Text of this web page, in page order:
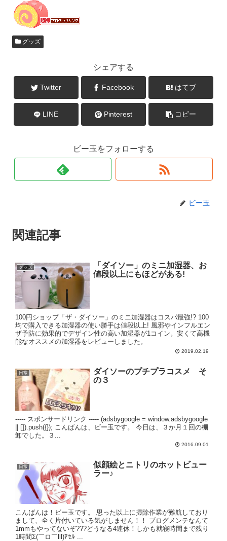
グッズ
シェアする
Twitter Facebook はてブ
LINE Pinterest コピー
ビー玉をフォローする
ビー玉
関連記事
グッズ
「ダイソー」のミニ加湿器、お
値段以上にもほどがある!
100円ショップ「ザ・ダイソー」のミニ加湿器はコスパ最強!? 100
均で購入できる加湿器の使い勝手は値段以上! 風邪やインフルエン
ザ予防に効果的でデザイン性の高い加湿器が1コイン。安くて高機
能なオススメの加湿器をレビューしました。
2019.02.19
日常
ダイソーのプチプラコスメ そ
の３
----- スポンサードリンク ----- (adsbygoogle = window.adsbygoogle
|| []).push({}); こんばんは、ビー玉です。 今日は、３か月１回の棚
卸でした。３...
2016.09.01
日常
似顔絵とニトリのホットビュー
ラー♪
こんばんは！ビー玉です。 思った以上に掃除作業が難航しており
まして、全く片付いている気がしません！！ ブログメンテなんて
1mmもやってないぞ???どうなる4連休！しかも就寝時間まで残り
1時間Σ(￣ロ￣lll)ｱｾﾙ ...